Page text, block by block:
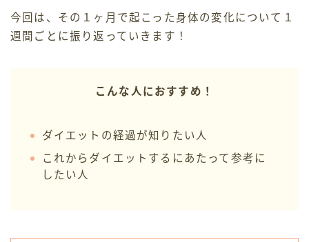
今回は、その１ヶ月で起こった身体の変化について１
週間ごとに振り返っていきます！
こんな人におすすめ！
ダイエットの経過が知りたい人
これからダイエットするにあたって参考に
したい人